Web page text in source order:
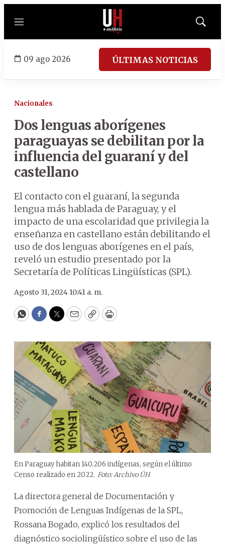
Menú
Mostrar
09 ago 2026 ÚLTIMAS NOTICIAS
Nacionales
Dos lenguas aborígenes
paraguayas se debilitan por la
influencia del guaraní y del
castellano
El contacto con el guaraní, la segunda
lengua más hablada de Paraguay, y el
impacto de una escolaridad que privilegia la
enseñanza en castellano están debilitando el
uso de dos lenguas aborígenes en el país,
reveló un estudio presentado por la
Secretaría de Políticas Lingüísticas (SPL).
Agosto 31, 2024 10:41 a. m.
WhatsApp
Facebook
Twitter
EmailCopyPrint
En Paraguay habitan 140.206 indígenas, según el último
Censo realizado en 2022. Foto: Archivo ÚH
La directora general de Documentación y
Promoción de Lenguas Indígenas de la SPL,
Rossana Bogado, explicó los resultados del
diagnóstico sociolingüístico sobre el uso de las